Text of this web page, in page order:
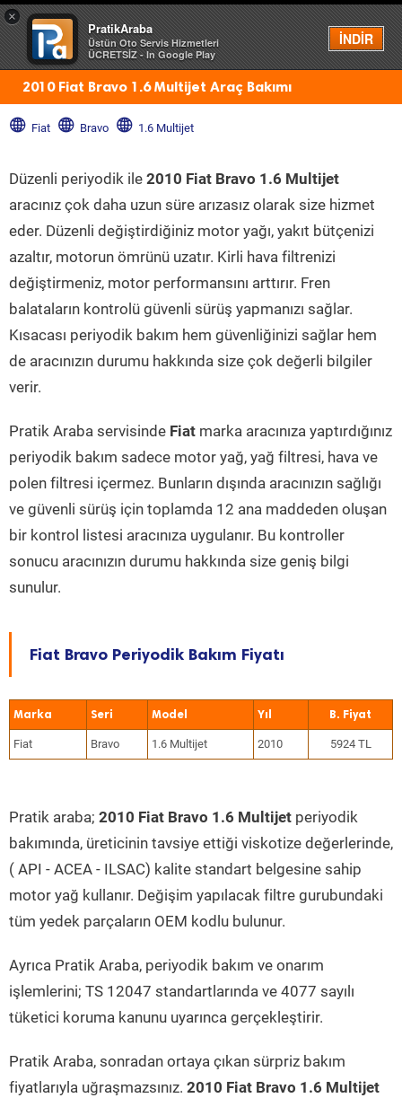
×
PratikAraba
Üstün Oto Servis Hizmetleri
ÜCRETSİZ - In Google Play
İNDİR
Menü
2010 Fiat Bravo 1.6 Multijet Araç Bakımı
Fiat Bravo 1.6 Multijet
Düzenli periyodik ile 2010 Fiat Bravo 1.6 Multijet
aracınız çok daha uzun süre arızasız olarak size hizmet
eder. Düzenli değiştirdiğiniz motor yağı, yakıt bütçenizi
azaltır, motorun ömrünü uzatır. Kirli hava filtrenizi
değiştirmeniz, motor performansını arttırır. Fren
balataların kontrolü güvenli sürüş yapmanızı sağlar.
Kısacası periyodik bakım hem güvenliğinizi sağlar hem
de aracınızın durumu hakkında size çok değerli bilgiler
verir.
Pratik Araba servisinde Fiat marka aracınıza yaptırdığınız
periyodik bakım sadece motor yağ, yağ filtresi, hava ve
polen filtresi içermez. Bunların dışında aracınızın sağlığı
ve güvenli sürüş için toplamda 12 ana maddeden oluşan
bir kontrol listesi aracınıza uygulanır. Bu kontroller
sonucu aracınızın durumu hakkında size geniş bilgi
sunulur.
Fiat Bravo Periyodik Bakım Fiyatı
Marka Seri Model Yıl
Fiat Bravo 1.6 Multijet 2010 5924 TL
Pratik araba; 2010 Fiat Bravo 1.6 Multijet periyodik
bakımında, üreticinin tavsiye ettiği viskotize değerlerinde,
( API - ACEA - ILSAC) kalite standart belgesine sahip
motor yağ kullanır. Değişim yapılacak filtre gurubundaki
tüm yedek parçaların OEM kodlu bulunur.
Ayrıca Pratik Araba, periyodik bakım ve onarım
işlemlerini; TS 12047 standartlarında ve 4077 sayılı
tüketici koruma kanunu uyarınca gerçekleştirir.
Pratik Araba, sonradan ortaya çıkan sürpriz bakım
fiyatlarıyla uğraşmazsınız. 2010 Fiat Bravo 1.6 Multijet